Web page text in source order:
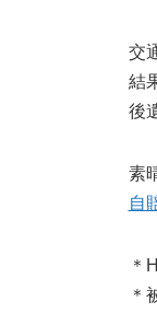
交
結
後
素
自
＊
＊